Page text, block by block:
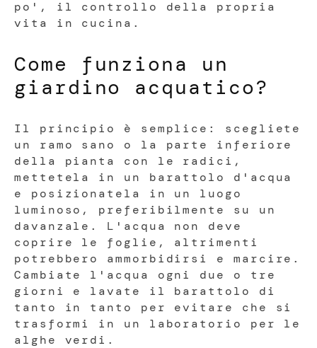
po', il controllo della propria
vita in cucina.
Come funziona un
giardino acquatico?
Il principio è semplice: scegliete
un ramo sano o la parte inferiore
della pianta con le radici,
mettetela in un barattolo d'acqua
e posizionatela in un luogo
luminoso, preferibilmente su un
davanzale. L'acqua non deve
coprire le foglie, altrimenti
potrebbero ammorbidirsi e marcire.
Cambiate l'acqua ogni due o tre
giorni e lavate il barattolo di
tanto in tanto per evitare che si
trasformi in un laboratorio per le
alghe verdi.